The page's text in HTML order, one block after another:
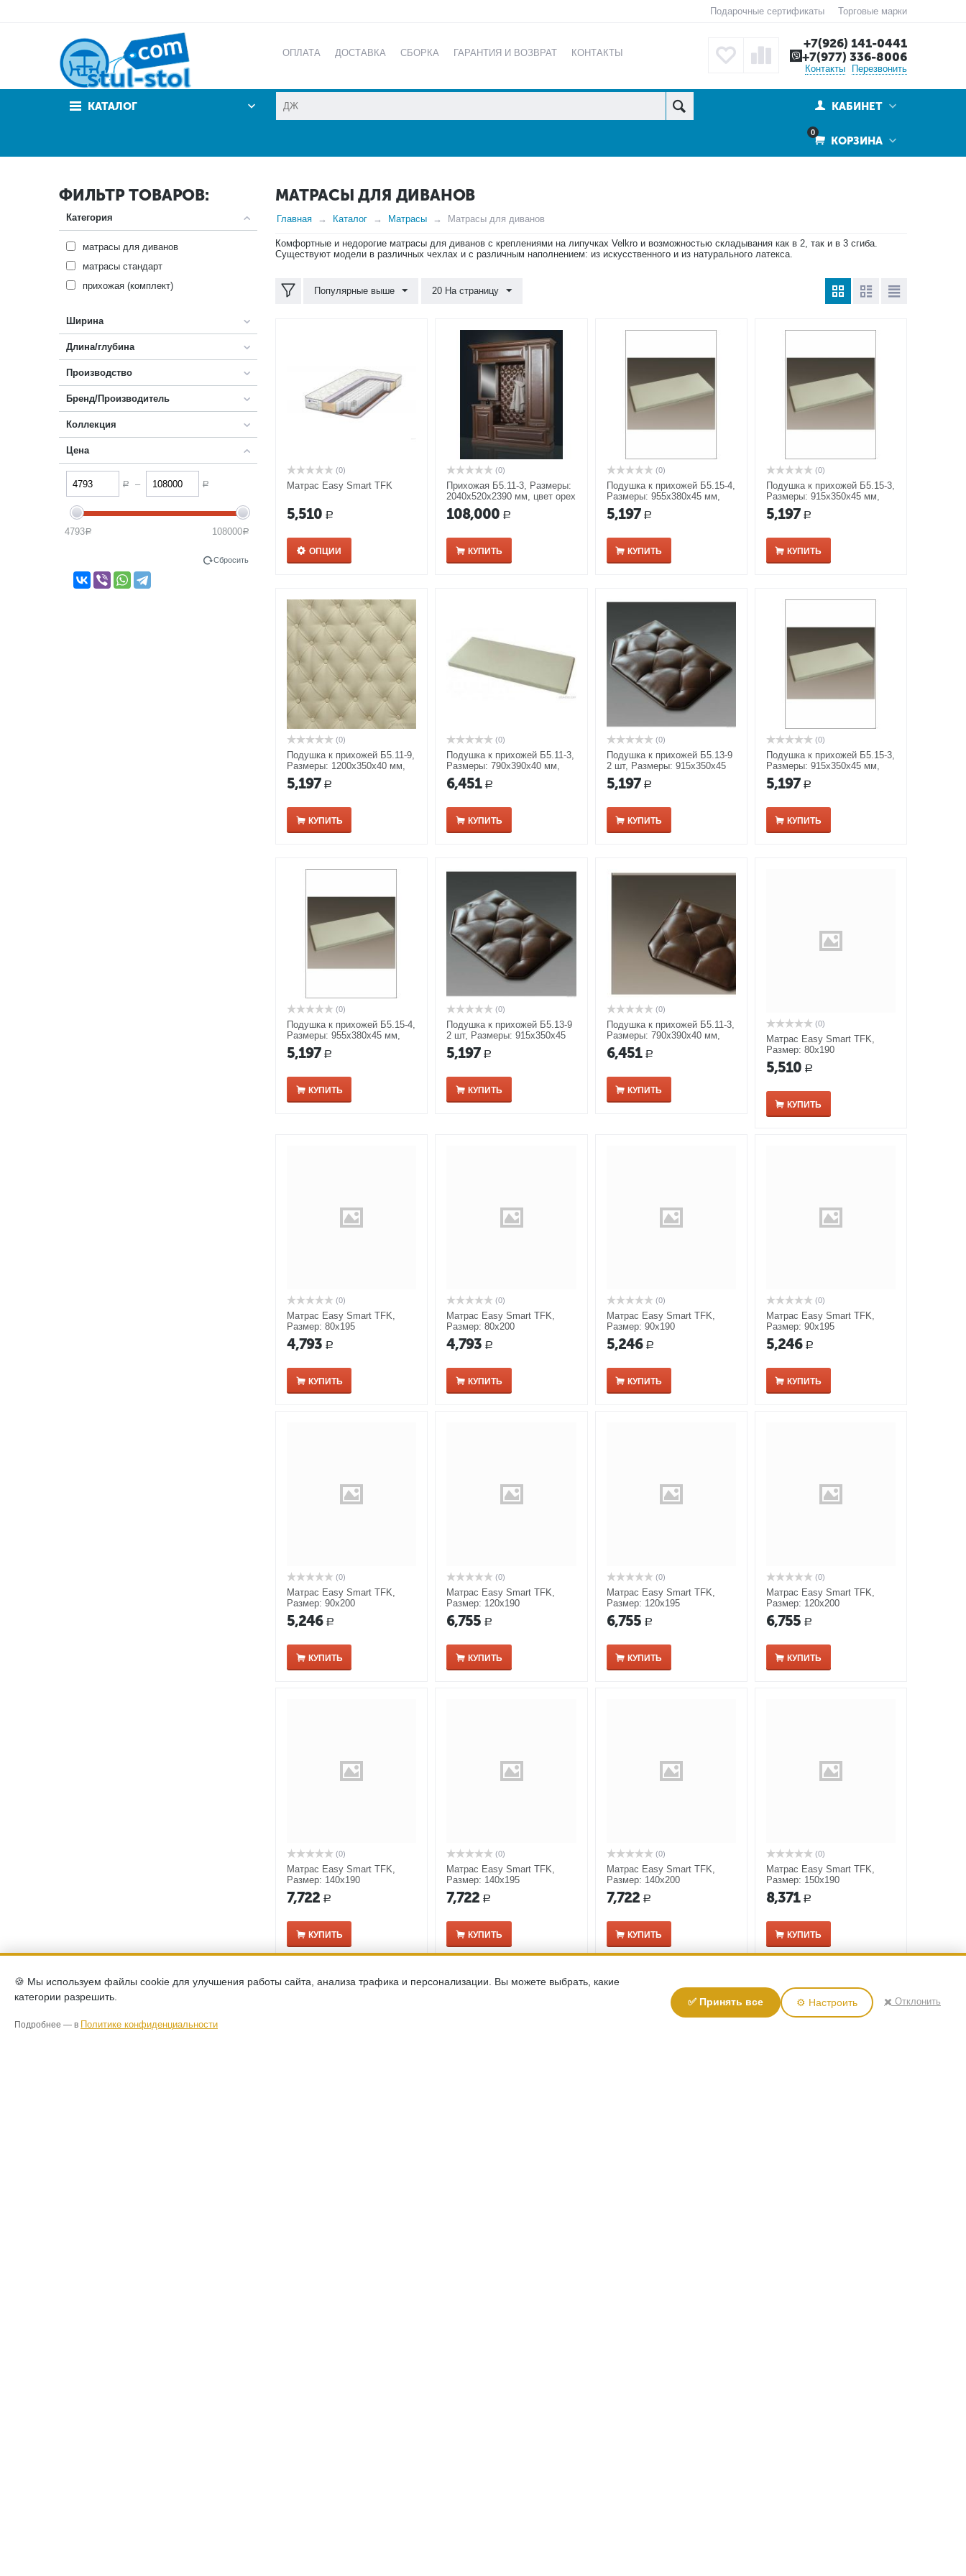
Подарочные сертификаты Торговые марки
ОПЛАТА ДОСТАВКА СБОРКА ГАРАНТИЯ И ВОЗВРАТ КОНТАКТЫ
+7(926) 141-0441
+7(977) 336-8006
Контакты Перезвонить
КАТАЛОГ КАБИНЕТ
0
КОРЗИНА
ФИЛЬТР ТОВАРОВ:
Категория
матрасы для диванов
матрасы стандарт
прихожая (комплект)
Ширина
Длина/глубина
Производство
Бренд/Производитель
Коллекция
Цена
Р – Р
4793Р 108000Р
Сбросить
МАТРАСЫ ДЛЯ ДИВАНОВ
Главная Каталог Матрасы Матрасы для диванов
Комфортные и недорогие матрасы для диванов с креплениями на липучках Velkro и возможностью складывания как в 2, так и в 3 сгиба.
Существуют модели в различных чехлах и с различным наполнением: из искусственного и из натурального латекса.
Популярные выше 20 На страницу
(0)
Матрас Easy Smart TFK
5,510 Р
ОПЦИИ
(0)
Прихожая Б5.11-3, Размеры:
2040х520х2390 мм, цвет орех
108,000 Р
КУПИТЬ
(0)
Подушка к прихожей Б5.15-4,
Размеры: 955х380х45 мм,
цвет карамель/ береза
5,197 Р
КУПИТЬ
(0)
Подушка к прихожей Б5.15-3,
Размеры: 915х350х45 мм,
цвет карамель/ береза
5,197 Р
КУПИТЬ
(0)
Подушка к прихожей Б5.11-9,
Размеры: 1200х350х40 мм,
цвет карамель/ береза
5,197 Р
КУПИТЬ
(0)
Подушка к прихожей Б5.11-3,
Размеры: 790х390х40 мм,
цвет карамель/ береза
6,451 Р
КУПИТЬ
(0)
Подушка к прихожей Б5.13-9
2 шт, Размеры: 915х350х45
мм, цвет орех
5,197 Р
КУПИТЬ
(0)
Подушка к прихожей Б5.15-3,
Размеры: 915х350х45 мм,
цвет орех
5,197 Р
КУПИТЬ
(0)
Подушка к прихожей Б5.15-4,
Размеры: 955х380х45 мм,
цвет орех
5,197 Р
КУПИТЬ
(0)
Подушка к прихожей Б5.13-9
2 шт, Размеры: 915х350х45
мм, цвет карамель/ береза
5,197 Р
КУПИТЬ
(0)
Подушка к прихожей Б5.11-3,
Размеры: 790х390х40 мм,
цвет орех
6,451 Р
КУПИТЬ
(0)
Матрас Easy Smart TFK,
Размер: 80x190
5,510 Р
КУПИТЬ
(0)
Матрас Easy Smart TFK,
Размер: 80x195
4,793 Р
КУПИТЬ
(0)
Матрас Easy Smart TFK,
Размер: 80x200
4,793 Р
КУПИТЬ
(0)
Матрас Easy Smart TFK,
Размер: 90x190
5,246 Р
КУПИТЬ
(0)
Матрас Easy Smart TFK,
Размер: 90x195
5,246 Р
КУПИТЬ
(0)
Матрас Easy Smart TFK,
Размер: 90x200
5,246 Р
КУПИТЬ
(0)
Матрас Easy Smart TFK,
Размер: 120x190
6,755 Р
КУПИТЬ
(0)
Матрас Easy Smart TFK,
Размер: 120x195
6,755 Р
КУПИТЬ
(0)
Матрас Easy Smart TFK,
Размер: 120x200
6,755 Р
КУПИТЬ
(0)
Матрас Easy Smart TFK,
Размер: 140x190
7,722 Р
КУПИТЬ
(0)
Матрас Easy Smart TFK,
Размер: 140x195
7,722 Р
КУПИТЬ
(0)
Матрас Easy Smart TFK,
Размер: 140x200
7,722 Р
КУПИТЬ
(0)
Матрас Easy Smart TFK,
Размер: 150x190
8,371 Р
КУПИТЬ
🍪 Мы используем файлы cookie для улучшения работы сайта, анализа трафика и персонализации. Вы можете выбрать, какие
категории разрешить.
Подробнее — в Политике конфиденциальности
✅ Принять все ⚙️ Настроить ✖️ Отклонить